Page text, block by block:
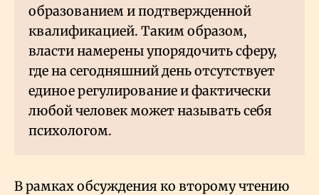
образованием и подтвержденной
квалификацией. Таким образом,
власти намерены упорядочить сферу,
где на сегодняшний день отсутствует
единое регулирование и фактически
любой человек может называть себя
психологом.
В рамках обсуждения ко второму чтению